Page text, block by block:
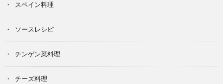
スペイン料理
ソースレシピ
チンゲン菜料理
チーズ料理